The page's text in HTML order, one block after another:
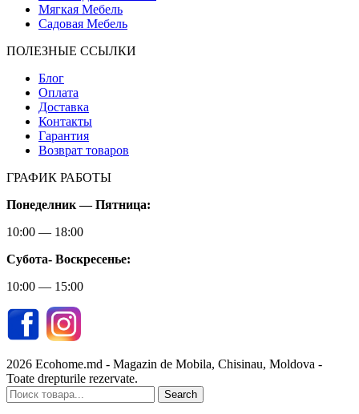
Мягкая Мебель
Садовая Мебель
ПОЛЕЗНЫЕ ССЫЛКИ
Блог
Оплата
Доставка
Контакты
Гарантия
Возврат товаров
ГРАФИК РАБОТЫ
Понеделник — Пятница:
10:00 — 18:00
Субота- Воскресенье:
10:00 — 15:00
2026 Ecohome.md - Magazin de Mobila, Chisinau, Moldova -
Toate drepturile rezervate.
Search